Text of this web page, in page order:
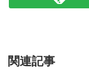
関連記事